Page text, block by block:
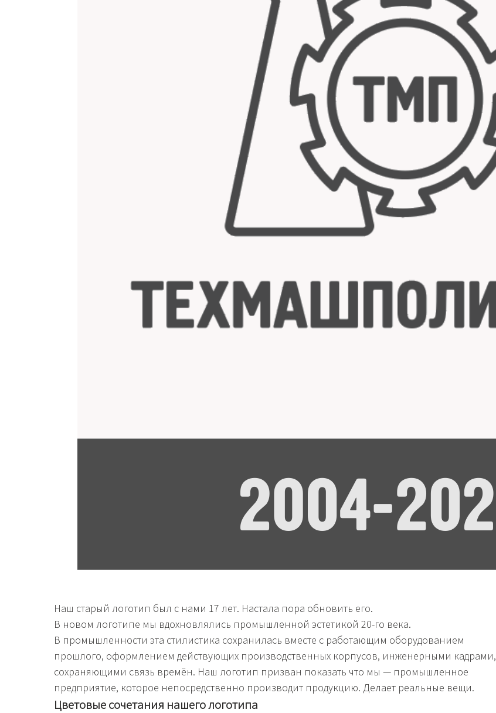
Наш старый логотип был с нами 17 лет. Настала пора обновить его.
В новом логотипе мы вдохновлялись промышленной эстетикой 20-го века.
В промышленности эта стилистика сохранилась вместе с работающим оборудованием
прошлого, оформлением действующих производственных корпусов, инженерными кадрами,
сохраняющими связь времён. Наш логотип призван показать что мы — промышленное
предприятие, которое непосредственно производит продукцию. Делает реальные вещи.
Цветовые сочетания нашего логотипа